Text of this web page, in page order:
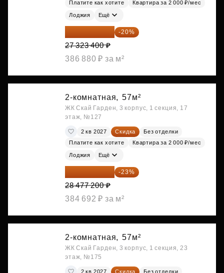
Платите как хотите
Квартира за 2 000 ₽/мес
Лоджия Ещё
21 858 720 ₽ -20%
27 323 400 ₽
386 880 ₽ за м²
2-комнатная, 57м²
ЖК Скай Гарден, 3 корпус, 1 секция, 17
этаж, №127
2 кв 2027 Скидка
Без отделки
Платите как хотите
Квартира за 2 000 ₽/мес
Лоджия Ещё
21 927 444 ₽ -23%
28 477 200 ₽
384 692 ₽ за м²
2-комнатная, 57м²
ЖК Скай Гарден, 3 корпус, 1 секция, 23
этаж, №175
2 кв 2027 Скидка Без отделки